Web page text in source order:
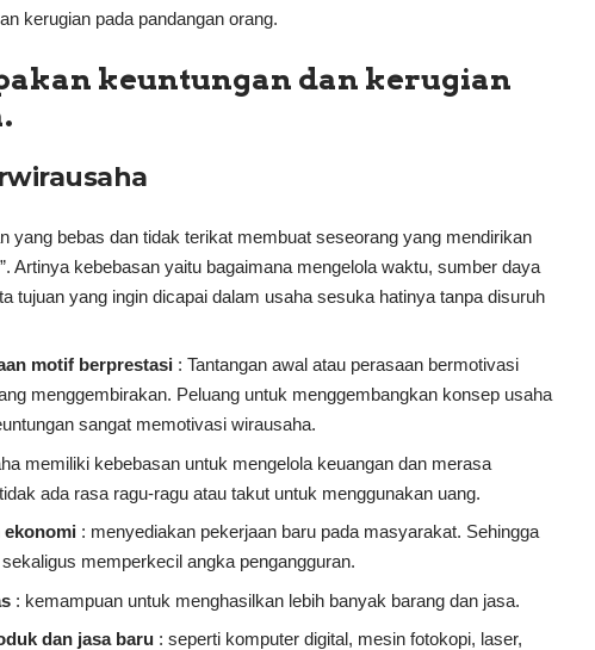
kerugian pada pandangan orang.
keuntungan dan kerugian
yang bebas dan tidak terikat membuat seseorang yang mendirikan
Artinya kebebasan yaitu bagaimana mengelola waktu, sumber daya
tujuan yang ingin dicapai dalam usaha sesuka hatinya tanpa disuruh
motif berprestasi : Tantangan awal atau perasaan bermotivasi
menggembirakan. Peluang untuk menggembangkan konsep usaha
sangat memotivasi wirausaha.
memiliki kebebasan untuk mengelola keuangan dan merasa
ada rasa ragu-ragu atau takut untuk menggunakan uang.
ekonomi : menyediakan pekerjaan baru pada masyarakat. Sehingga
memperkecil angka pengangguran.
: kemampuan untuk menghasilkan lebih banyak barang dan jasa.
dan jasa baru : seperti komputer digital, mesin fotokopi, laser,